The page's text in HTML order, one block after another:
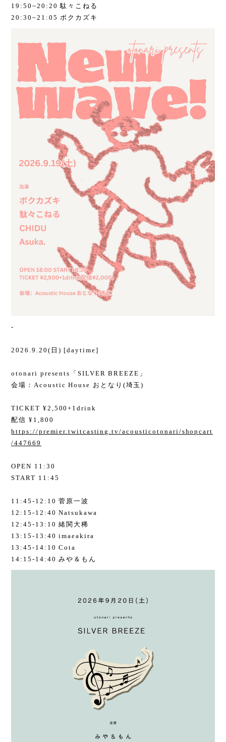
19:50~20:20 駄々こねる
20:30~21:05 ボクカズキ
-
2026.9.20(日) [daytime]
otonari presents「SILVER BREEZE」
会場：Acoustic House おとなり(埼玉)
TICKET ¥2,500+1drink
配信 ¥1,800
https://premier.twitcasting.tv/acousticotonari/shopcart
/447669
OPEN 11:30
START 11:45
11:45-12:10 菅原一波
12:15-12:40 Natsukawa
12:45-13:10 緒関大稀
13:15-13:40 imaeakira
13:45-14:10 Cota
14:15-14:40 みや＆もん